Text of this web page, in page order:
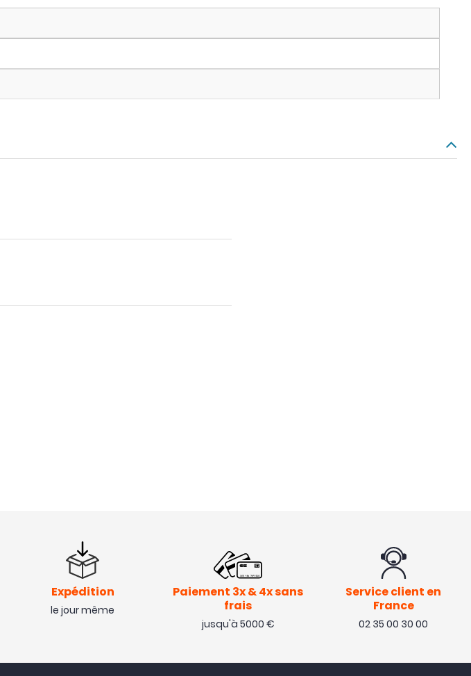
Expédition
le jour même
Paiement 3x & 4x sans
frais
jusqu'à 5000 €
Service client en
France
02 35 00 30 00